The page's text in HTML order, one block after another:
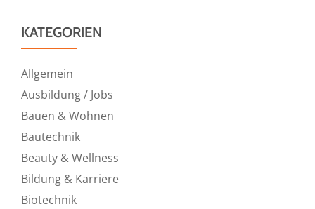
KATEGORIEN
Allgemein
Ausbildung / Jobs
Bauen & Wohnen
Bautechnik
Beauty & Wellness
Bildung & Karriere
Biotechnik